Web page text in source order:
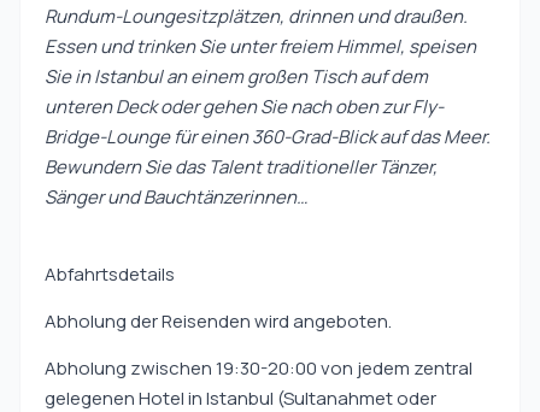
Rundum-Loungesitzplätzen, drinnen und draußen.
Essen und trinken Sie unter freiem Himmel, speisen
Sie in Istanbul an einem großen Tisch auf dem
unteren Deck oder gehen Sie nach oben zur Fly-
Bridge-Lounge für einen 360-Grad-Blick auf das Meer.
Bewundern Sie das Talent traditioneller Tänzer,
Sänger und Bauchtänzerinnen…
Abfahrtsdetails
Abholung der Reisenden wird angeboten.
Abholung zwischen 19:30-20:00 von jedem zentral
gelegenen Hotel in Istanbul (Sultanahmet oder